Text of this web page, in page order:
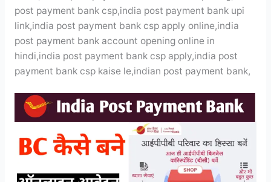
post payment bank csp,india post payment bank upi
link,india post payment bank csp apply online,india
post payment bank account opening online in
hindi,india post payment bank csp apply,india post
payment bank csp kaise le,indian post payment bank,